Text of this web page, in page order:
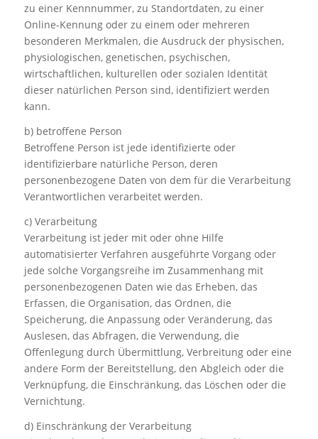
zu einer Kennnummer, zu Standortdaten, zu einer
Online-Kennung oder zu einem oder mehreren
besonderen Merkmalen, die Ausdruck der physischen,
physiologischen, genetischen, psychischen,
wirtschaftlichen, kulturellen oder sozialen Identität
dieser natürlichen Person sind, identifiziert werden
kann.
b) betroffene Person
Betroffene Person ist jede identifizierte oder
identifizierbare natürliche Person, deren
personenbezogene Daten von dem für die Verarbeitung
Verantwortlichen verarbeitet werden.
c) Verarbeitung
Verarbeitung ist jeder mit oder ohne Hilfe
automatisierter Verfahren ausgeführte Vorgang oder
jede solche Vorgangsreihe im Zusammenhang mit
personenbezogenen Daten wie das Erheben, das
Erfassen, die Organisation, das Ordnen, die
Speicherung, die Anpassung oder Veränderung, das
Auslesen, das Abfragen, die Verwendung, die
Offenlegung durch Übermittlung, Verbreitung oder eine
andere Form der Bereitstellung, den Abgleich oder die
Verknüpfung, die Einschränkung, das Löschen oder die
Vernichtung.
d) Einschränkung der Verarbeitung